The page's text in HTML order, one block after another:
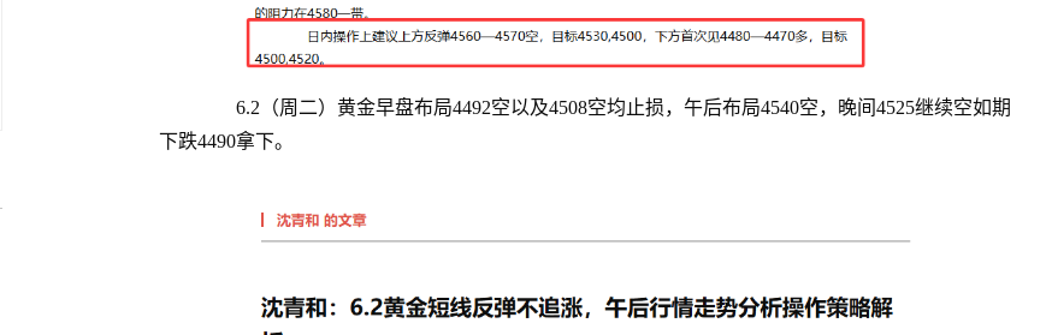
6.2（周二）黄金早盘布局4492空以及4508空均止损，午后布局4540空，晚间4525继续空如期
下跌4490拿下。